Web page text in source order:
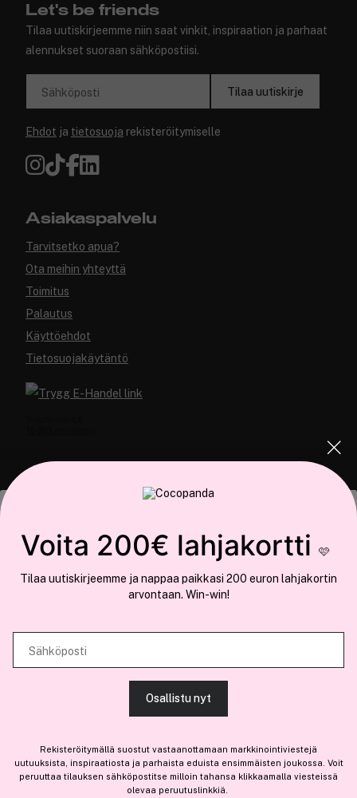
Tämä sivusto käyttää evästeitä
Käytämme evästeitä tarjoamamme sisällön ja mainosten
räätälöimiseen, sosiaalisen median ominaisuuksien tukemiseen ja
käytät sivustoamme. Kumppanimme voivat yhdistää näitä tietoja muihin
Let's be friends
Tilaa uutiskirjeemme niin saat vinkit, inspiraation ja parhaat
alennukset suoraan sähköpostiisi.
Sähköposti Tilaa uutiskirje
Ehdot ja tietosuoja rekisteröitymiselle
Asiakaspalvelu
Tarvitsetko apua?
Ota meihin yhteyttä
Toimitus
Palautus
Käyttöehdot
Tietosuojakäytäntö
Meistä
Jos haluat henkilökohtaista neuvoa ammattitason hiustuotteista,
Voita 200€ lahjakortti 🩷
Tilaa uutiskirjeemme ja nappaa paikkasi 200 euron lahjakortin
arvontaan. Win-win!
Sähköposti
Osallistu nyt
Rekisteröitymällä suostut vastaanottamaan markkinointiviestejä
uutuuksista, inspiraatiosta ja parhaista eduista ensimmäisten joukossa. Voit
peruuttaa tilauksen sähköpostitse milloin tahansa klikkaamalla viesteissä
olevaa peruutuslinkkiä.